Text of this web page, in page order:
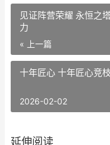
见证阵营荣耀 永恒之
力
« 上一篇
十年匠心 十年匠心竞
2026-02-02
延伸阅读